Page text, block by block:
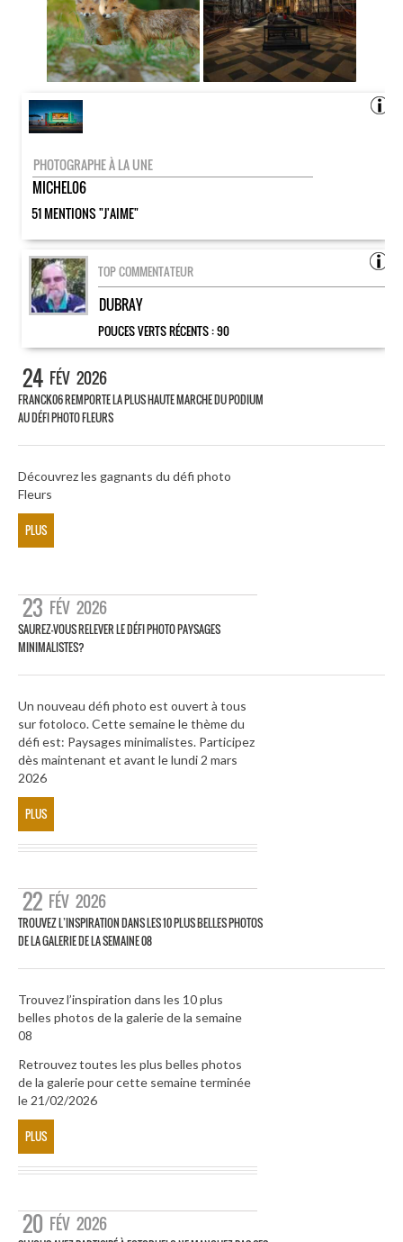
PHOTOGRAPHE À LA UNE
MICHEL06
51 MENTIONS "J'AIME"
TOP COMMENTATEUR
DUBRAY
POUCES VERTS RÉCENTS :90
24 FÉV 2026
FRANCK06 REMPORTE LA PLUS HAUTE MARCHE DU PODIUM
AU DÉFI PHOTO FLEURS
Découvrez les gagnants du défi photo
Fleurs
PLUS
23 FÉV 2026
SAUREZ-VOUS RELEVER LE DÉFI PHOTO PAYSAGES
MINIMALISTES?
Un nouveau défi photo est ouvert à tous
sur fotoloco. Cette semaine le thème du
défi est: Paysages minimalistes. Participez
dès maintenant et avant le lundi 2 mars
2026
PLUS
22 FÉV 2026
TROUVEZ L’INSPIRATION DANS LES 10 PLUS BELLES PHOTOS
DE LA GALERIE DE LA SEMAINE 08
Trouvez l’inspiration dans les 10 plus
belles photos de la galerie de la semaine
08
Retrouvez toutes les plus belles photos
de la galerie pour cette semaine terminée
le 21/02/2026
PLUS
20 FÉV 2026